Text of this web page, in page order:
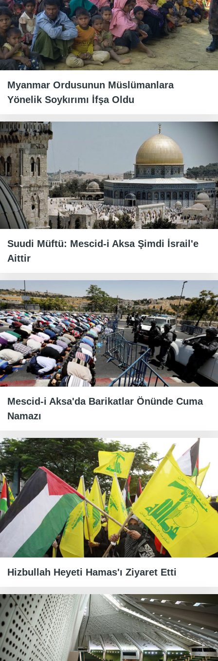
Myanmar Ordusunun Müslümanlara
Yönelik Soykırımı İfşa Oldu
Suudi Müftü: Mescid-i Aksa Şimdi İsrail'e
Aittir
Mescid-i Aksa'da Barikatlar Önünde Cuma
Namazı
Hizbullah Heyeti Hamas'ı Ziyaret Etti